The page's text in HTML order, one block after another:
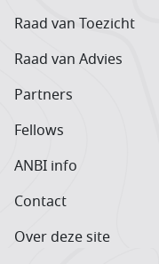
Raad van Toezicht
Raad van Advies
Partners
Fellows
ANBI info
Contact
Over deze site